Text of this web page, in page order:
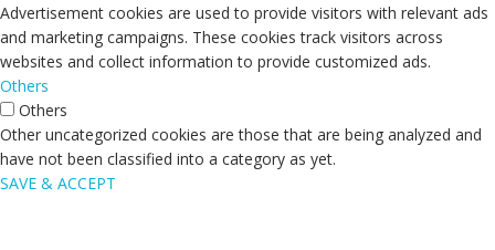
Advertisement cookies are used to provide visitors with relevant ads
and marketing campaigns. These cookies track visitors across
websites and collect information to provide customized ads.
Others
Others
Other uncategorized cookies are those that are being analyzed and
have not been classified into a category as yet.
SAVE & ACCEPT